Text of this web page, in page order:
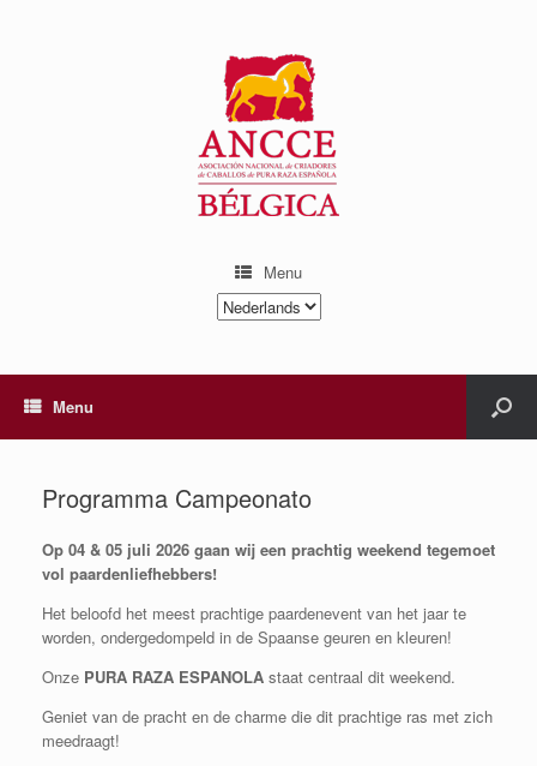
Menu
Kies
een
Menu
Programma Campeonato
Op 04 & 05 juli 2026 gaan wij een prachtig weekend tegemoet
vol paardenliefhebbers!
Het beloofd het meest prachtige paardenevent van het jaar te
worden, ondergedompeld in de Spaanse geuren en kleuren!
Onze PURA RAZA ESPANOLA staat centraal dit weekend.
Geniet van de pracht en de charme die dit prachtige ras met zich
meedraagt!